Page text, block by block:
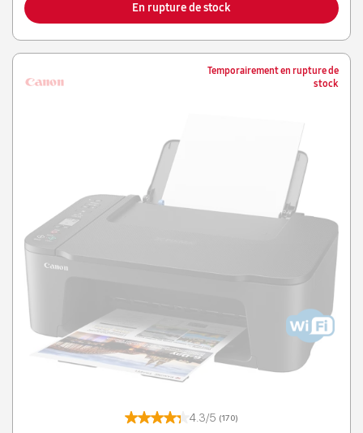
En rupture de stock
Temporairement en rupture de
stock
4.3/5 (170)